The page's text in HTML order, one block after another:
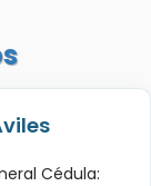
Cédula: